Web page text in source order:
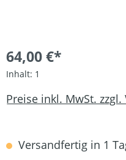
64,00 €*
Inhalt: 1
Preise inkl. MwSt.
Versandfertig in 1